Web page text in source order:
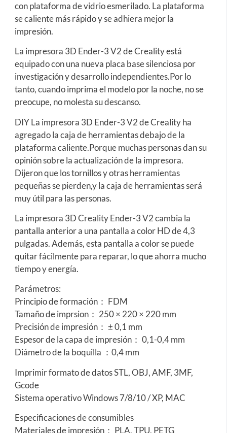
con plataforma de vidrio esmerilado. La plataforma
se caliente más rápido y se adhiera mejor la
impresión.
La impresora 3D Ender-3 V2 de Creality está
equipado con una nueva placa base silenciosa por
investigación y desarrollo independientes.Por lo
tanto, cuando imprima el modelo por la noche, no se
preocupe, no molesta su descanso.
DIY La impresora 3D Ender-3 V2 de Creality ha
agregado la caja de herramientas debajo de la
plataforma caliente.Porque muchas personas dan su
opinión sobre la actualización de la impresora.
Dijeron que los tornillos y otras herramientas
pequeñas se pierden,y la caja de herramientas será
muy útil para las personas.
La impresora 3D Creality Ender-3 V2 cambia la
pantalla anterior a una pantalla a color HD de 4,3
pulgadas. Además, esta pantalla a color se puede
quitar fácilmente para reparar, lo que ahorra mucho
tiempo y energía.
Parámetros:
Principio de formación： FDM
Tamaño de imprsion： 250 × 220 × 220 mm
Precisión de impresión： ± 0,1 mm
Espesor de la capa de impresión： 0,1-0,4 mm
Diámetro de la boquilla ：0,4 mm
Imprimir formato de datos STL, OBJ, AMF, 3MF,
Gcode
Sistema operativo Windows 7/8/10 / XP, MAC
Especificaciones de consumibles
Materiales de impresión： PLA, TPU, PETG